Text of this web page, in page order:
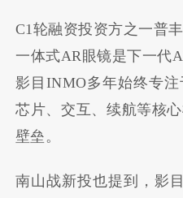
C1轮融资投资方之一普
一体式AR眼镜是下一代
影目INMO多年始终专注
芯片、交互、续航等核
壁垒。
南山战新投也提到，影